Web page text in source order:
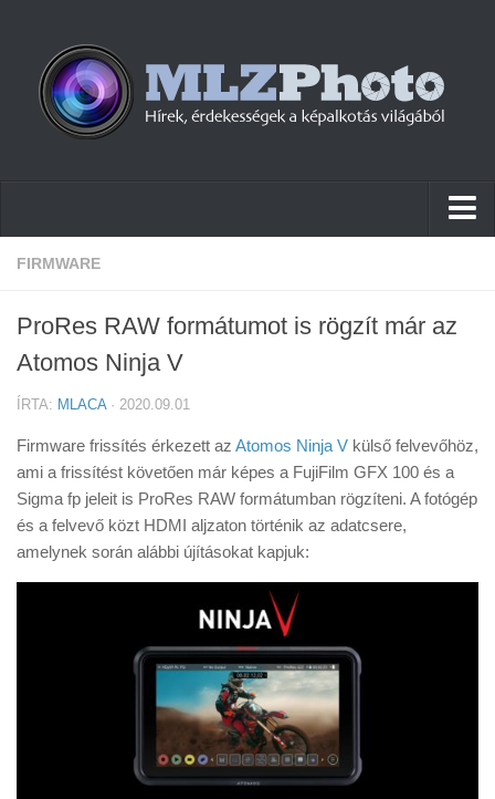
Hírek
Cikkek
Tudástár
Tanácsok
Érdekességek
Helyszíni Riport
FIRMWARE
ProRes RAW formátumot is rögzít már az
Atomos Ninja V
ÍRTA: MLACA· 2020.09.01
Firmware frissítés érkezett az Atomos Ninja V külső felvevőhöz,
ami a frissítést követően már képes a FujiFilm GFX 100 és a
Sigma fp jeleit is ProRes RAW formátumban rögzíteni. A fotógép
és a felvevő közt HDMI aljzaton történik az adatcsere,
amelynek során alábbi újításokat kapjuk: